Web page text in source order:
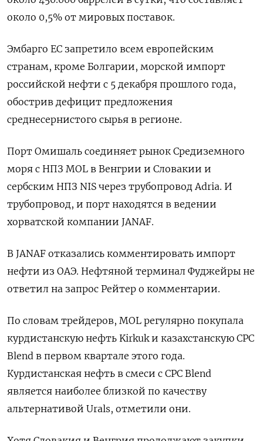
около 0,5% от мировых поставок.
Эмбарго ЕС запретило всем европейским
странам, кроме Болгарии, морской импорт
российской нефти с 5 декабря прошлого года,
обострив дефицит предложения
среднесернистого сырья в регионе.
Порт Омишаль соединяет рынок Средиземного
моря с НПЗ MOL в Венгрии и Словакии и
сербским НПЗ NIS через трубопровод Adria. И
трубопровод, и порт находятся в ведении
хорватской компании JANAF.
В JANAF отказались комментировать импорт
нефти из ОАЭ. Нефтяной терминал Фуджейры не
ответил на запрос Рейтер о комментарии.
По словам трейдеров, MOL регулярно покупала
курдистанскую нефть Kirkuk и казахстанскую CPC
Blend в первом квартале этого года.
Курдистанская нефть в смеси с CPC Blend
является наиболее близкой по качеству
альтернативой Urals, отметили они.